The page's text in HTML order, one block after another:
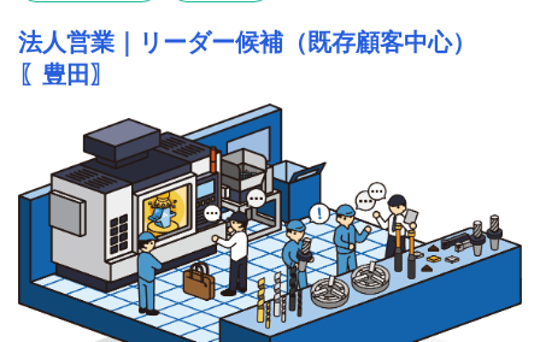
法人営業｜リーダー候補（既存顧客中心）
〖豊田〗